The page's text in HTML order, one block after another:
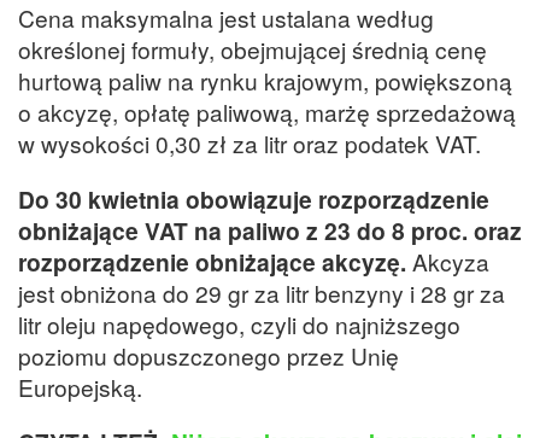
Cena maksymalna jest ustalana według
określonej formuły, obejmującej średnią cenę
hurtową paliw na rynku krajowym, powiększoną
o akcyzę, opłatę paliwową, marżę sprzedażową
w wysokości 0,30 zł za litr oraz podatek VAT.
Do 30 kwietnia obowiązuje rozporządzenie
obniżające VAT na paliwo z 23 do 8 proc. oraz
rozporządzenie obniżające akcyzę. Akcyza
jest obniżona do 29 gr za litr benzyny i 28 gr za
litr oleju napędowego, czyli do najniższego
poziomu dopuszczonego przez Unię
Europejską.